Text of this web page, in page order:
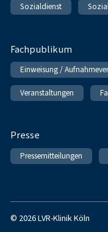
Sozialdienst
Fachpublikum
Einweisung /
Veranstaltungen
Presse
Pressemitteilungen
© 2026 LVR-Klinik Köln